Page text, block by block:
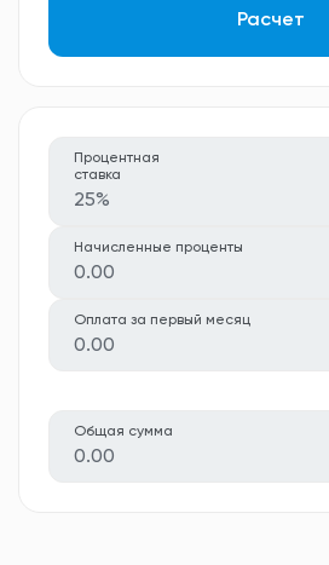
Расчет
Процентная
ставка
25%
Начисленные проценты
0.00
Оплата за первый месяц
0.00
Общая сумма
0.00